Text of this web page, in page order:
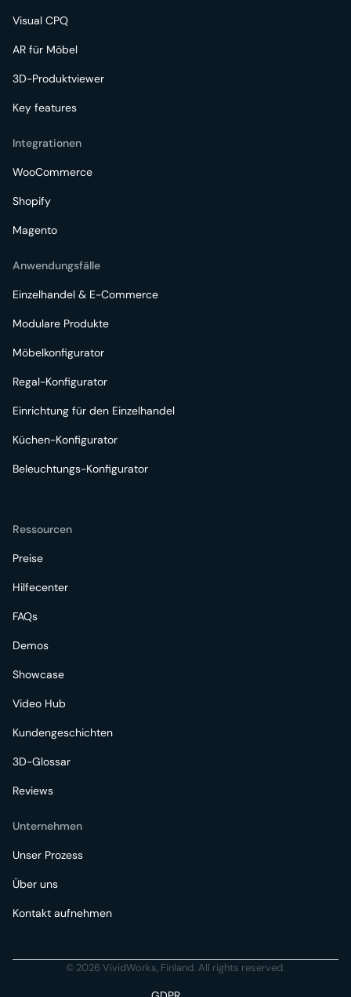
Visual CPQ
AR für Möbel
3D-Produktviewer
Key features
Integrationen
WooCommerce
Shopify
Magento
Anwendungsfälle
Einzelhandel & E-Commerce
Modulare Produkte
Möbelkonfigurator
Regal-Konfigurator
Einrichtung für den Einzelhandel
Küchen-Konfigurator
Beleuchtungs-Konfigurator
Ressourcen
Preise
Hilfecenter
FAQs
Demos
Showcase
Video Hub
Kundengeschichten
3D-Glossar
Reviews
Unternehmen
Unser Prozess
Über uns
Kontakt aufnehmen
© 2026 VividWorks, Finland. All rights reserved.